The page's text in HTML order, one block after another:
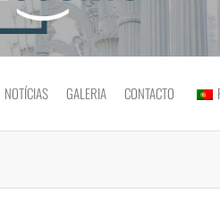
Igualdade e diferença cultural na prática judicial
NOTÍCIAS GALERIA CONTACTO